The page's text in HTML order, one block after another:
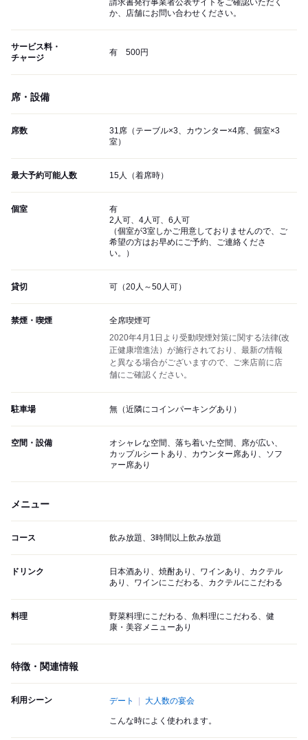
請求書発行事業者公表サイトをご確認いただく
か、店舗にお問い合わせください。
サービス料・
チャージ
有 500円
席・設備
席数
31席（テーブル×3、カウンター×4席、個室×3
室）
最大予約可能人数 15人（着席時）
個室
有
2人可、4人可、6人可
（個室が3室しかご用意しておりませんので、ご
希望の方はお早めにご予約、ご連絡くださ
い。）
貸切 可（20人～50人可）
禁煙・喫煙
全席喫煙可
2020年4月1日より受動喫煙対策に関する法律(改
正健康増進法）が施行されており、最新の情報
と異なる場合がございますので、ご来店前に店
舗にご確認ください。
駐車場 無（近隣にコインパーキングあり）
空間・設備
オシャレな空間、落ち着いた空間、席が広い、
カップルシートあり、カウンター席あり、ソフ
ァー席あり
メニュー
コース 飲み放題、3時間以上飲み放題
ドリンク
日本酒あり、焼酎あり、ワインあり、カクテル
あり、ワインにこだわる、カクテルにこだわる
料理
野菜料理にこだわる、魚料理にこだわる、健
康・美容メニューあり
特徴・関連情報
利用シーン デート 大人数の宴会
こんな時によく使われます。